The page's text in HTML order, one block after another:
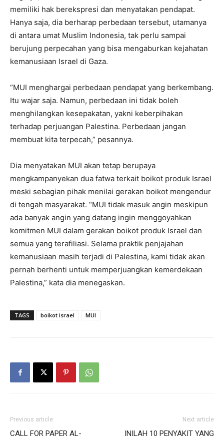
memiliki hak berekspresi dan menyatakan pendapat.
Hanya saja, dia berharap perbedaan tersebut, utamanya
di antara umat Muslim Indonesia, tak perlu sampai
berujung perpecahan yang bisa mengaburkan kejahatan
kemanusiaan Israel di Gaza.
“MUI menghargai perbedaan pendapat yang berkembang.
Itu wajar saja. Namun, perbedaan ini tidak boleh
menghilangkan kesepakatan, yakni keberpihakan
terhadap perjuangan Palestina. Perbedaan jangan
membuat kita terpecah,” pesannya.
Dia menyatakan MUI akan tetap berupaya
mengkampanyekan dua fatwa terkait boikot produk Israel
meski sebagian pihak menilai gerakan boikot mengendur
di tengah masyarakat. “MUI tidak masuk angin meskipun
ada banyak angin yang datang ingin menggoyahkan
komitmen MUI dalam gerakan boikot produk Israel dan
semua yang terafiliasi. Selama praktik penjajahan
kemanusiaan masih terjadi di Palestina, kami tidak akan
pernah berhenti untuk memperjuangkan kemerdekaan
Palestina,” kata dia menegaskan.
TAGS boikot israel MUI
Previous article
CALL FOR PAPER AL-
Next article
INILAH 10 PENYAKIT YANG